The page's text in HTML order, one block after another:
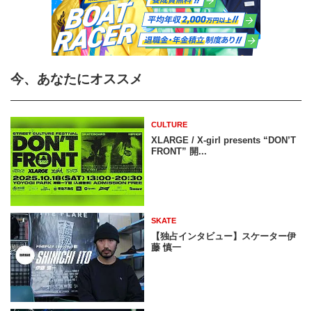
今、あなたにオススメ
CULTURE
XLARGE / X-girl presents “DON’T
FRONT” 開...
SKATE
【独占インタビュー】スケーター伊
藤 慎一